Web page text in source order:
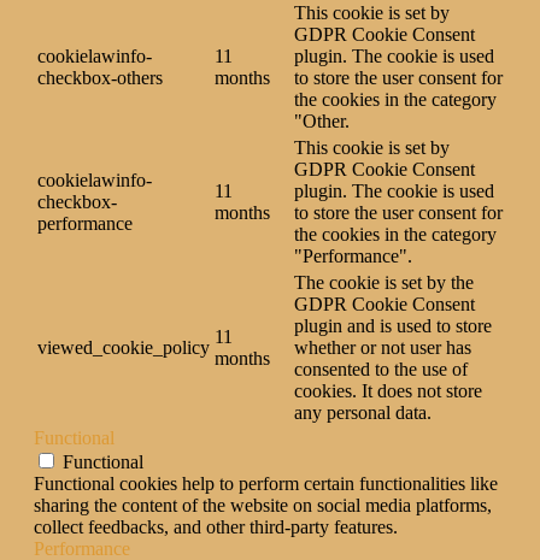
cookielawinfo-
checkbox-others
11
months
This cookie is set by
GDPR Cookie Consent
plugin. The cookie is used
to store the user consent for
the cookies in the category
"Other.
cookielawinfo-
checkbox-
performance
11
months
This cookie is set by
GDPR Cookie Consent
plugin. The cookie is used
to store the user consent for
the cookies in the category
"Performance".
viewed_cookie_policy
11
months
The cookie is set by the
GDPR Cookie Consent
plugin and is used to store
whether or not user has
consented to the use of
cookies. It does not store
any personal data.
Functional
Functional
Functional cookies help to perform certain functionalities like
sharing the content of the website on social media platforms,
collect feedbacks, and other third-party features.
Performance